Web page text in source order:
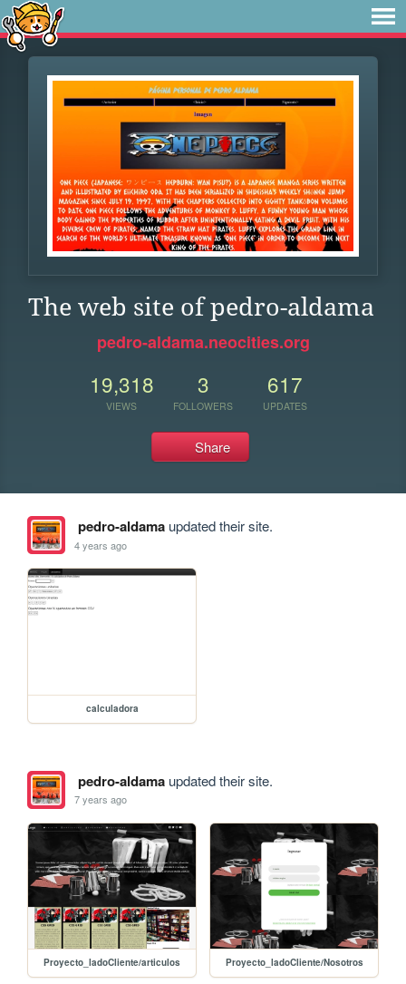
The web site of pedro-aldama
pedro-aldama.neocities.org
19,318
VIEWS
3
FOLLOWERS
617
UPDATES
Share
pedro-aldamaupdated their site.
4 years ago
calculadora
pedro-aldamaupdated their site.
7 years ago
Proyecto_ladoCliente/articulos Proyecto_ladoCliente/Nosotros